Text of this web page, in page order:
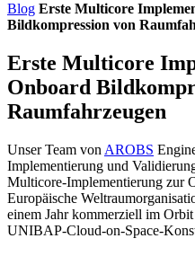
Blog Erste Multicore
Bildkompression von
Erste Multicore
Onboard
Raumfahrzeugen
Unser Team von AROBS
Implementierung und
Multicore‑Implementierung zur
Europäische
einem Jahr kommerziell im